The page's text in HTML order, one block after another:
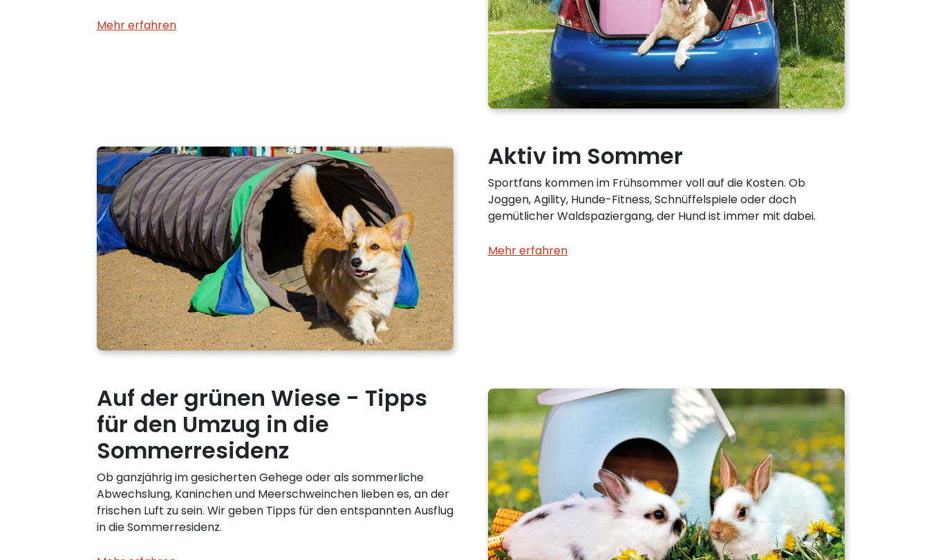
Mehr erfahren
Aktiv im Sommer
Sportfans kommen im Frühsommer voll auf die Kosten. Ob
Joggen, Agility, Hunde-Fitness, Schnüffelspiele oder doch
gemütlicher Waldspaziergang, der Hund ist immer mit dabei.
Mehr erfahren
Auf der grünen Wiese - Tipps
für den Umzug in die
Sommerresidenz
Ob ganzjährig im gesicherten Gehege oder als sommerliche
Abwechslung, Kaninchen und Meerschweinchen lieben es, an der
frischen Luft zu sein. Wir geben Tipps für den entspannten Ausflug
in die Sommerresidenz.